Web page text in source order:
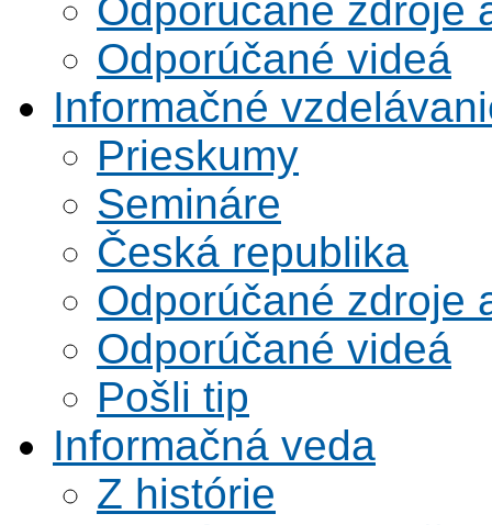
Odporúčané zdroje
Odporúčané videá
Informačné
Prieskumy
Semináre
Česká republika
Odporúčané zdroje
Odporúčané videá
Pošli tip
Informačná veda
Z histórie